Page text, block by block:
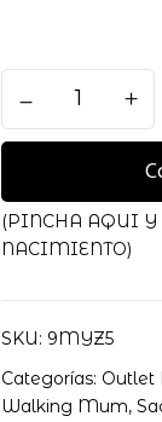
CUCO
2
1
KAIRA
ENTRETIEMPO
(PINCHA AQUI Y
NACIMIENTO)
SKU: 9MYZ5
Categorías: Outlet
Walking Mum,